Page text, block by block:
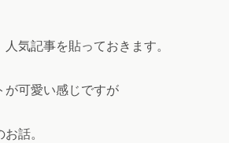
気記事を貼っておきます。
が可愛い感じですが
話。